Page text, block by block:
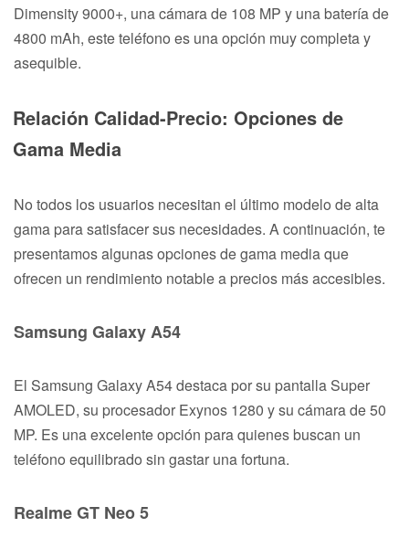
Dimensity 9000+, una cámara de 108 MP y una batería de
4800 mAh, este teléfono es una opción muy completa y
asequible.
Relación Calidad-Precio: Opciones de
Gama Media
No todos los usuarios necesitan el último modelo de alta
gama para satisfacer sus necesidades. A continuación, te
presentamos algunas opciones de gama media que
ofrecen un rendimiento notable a precios más accesibles.
Samsung Galaxy A54
El Samsung Galaxy A54 destaca por su pantalla Super
AMOLED, su procesador Exynos 1280 y su cámara de 50
MP. Es una excelente opción para quienes buscan un
teléfono equilibrado sin gastar una fortuna.
Realme GT Neo 5